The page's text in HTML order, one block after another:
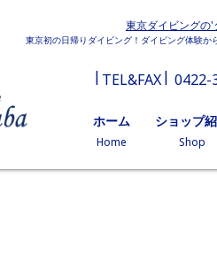
東京ダイビングの
東京初の日帰りダイビング！ダイビング体験か
TEL&FAX 0422-
ホーム
Home
ショップ
Shop